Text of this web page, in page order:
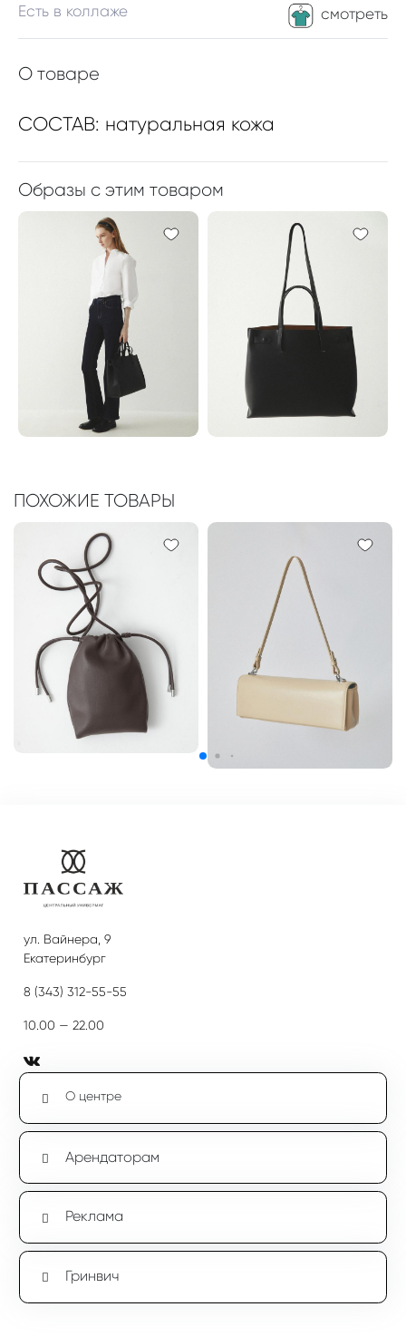
смотреть
Есть в коллаже
О товаре
СОСТАВ: натуральная кожа
Образы с этим товаром
ПОХОЖИЕ ТОВАРЫ
ул. Вайнера, 9
Екатеринбург
8 (343) 312-55-55
10.00 — 22.00
О центре
Арендаторам
Реклама
Гринвич